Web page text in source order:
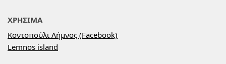
ΧΡΗΣΙΜΑ
Κοντοπούλι Λήμνος (Facebook)
Lemnos island